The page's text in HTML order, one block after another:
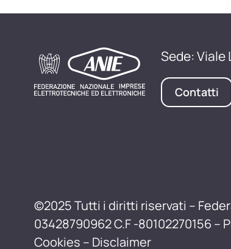
Sede: Viale
Contatti
©2025 Tutti i diritti riservati –
03428790962 C.F -80102270156 –
Cookies – Disclaimer